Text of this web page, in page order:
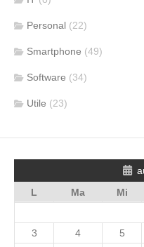
Personal (22)
Smartphone (49)
Software (34)
Utile (23)
L
Ma Mi
3
4 5